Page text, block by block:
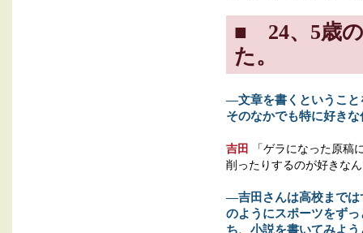
■ 24、5歳の
た。
―文章を書くということ
そのなかでも特に好き
吉田
「ゲラになった原稿
削ったりするのが好きな
―吉田さんは高校までは
のようにスポーツをず
ち、小説を書いてみよ